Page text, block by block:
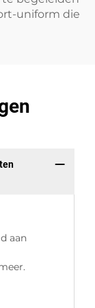
uniform die
aan